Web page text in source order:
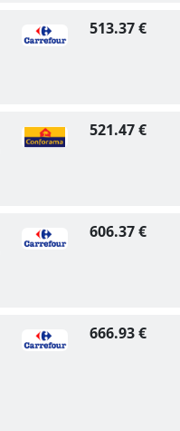
513.37 €
521.47 €
606.37 €
666.93 €